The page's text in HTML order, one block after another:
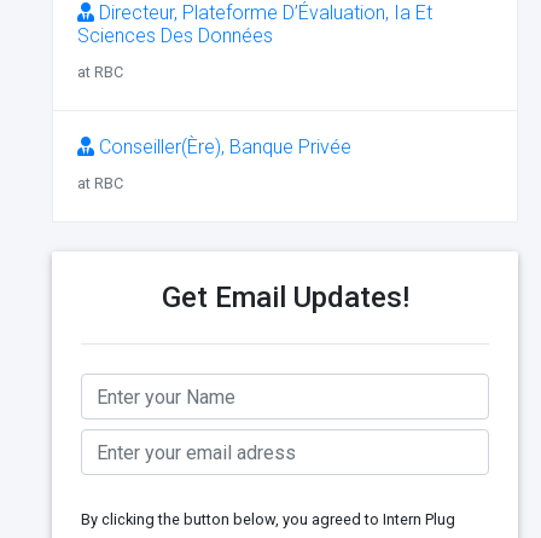
Directeur, Plateforme D’Évaluation, Ia Et
Sciences Des Données
at RBC
Conseiller(Ère), Banque Privée
at RBC
Get Email Updates!
By clicking the button below, you agreed to Intern Plug